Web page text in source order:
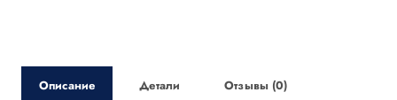
Описание Детали Отзывы (0)